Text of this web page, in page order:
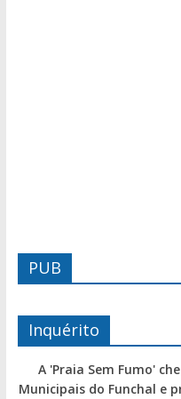
PUB
Inquérito
A 'Praia Sem Fumo'
Municipais do Funchal e